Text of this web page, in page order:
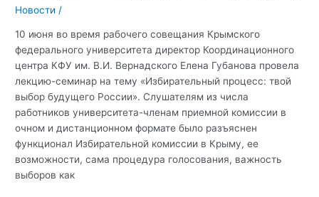
Новости /
10 июня во время рабочего совещания Крымского
федерального университета директор Координационного
центра КФУ им. В.И. Вернадского Елена Губанова провела
лекцию-семинар на тему «Избирательный процесс: твой
выбор будущего России». Слушателям из числа
работников университета-членам приемной комиссии в
очном и дистанционном формате было разъяснен
функционал Избирательной комиссии в Крыму, ее
возможности, сама процедура голосования, важность
выборов как